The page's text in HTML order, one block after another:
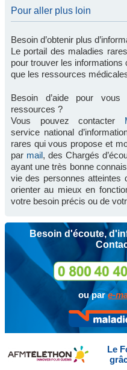
Pour aller plus loin
Besoin d’obtenir plus
Le portail des maladies
pour trouver les
que les ressources
Besoin d’aide pour
ressources ?
Vous pouvez contacter
service national
rares qui vous propose et
par mail, des Chargés
ayant une très bonne
vie des personnes atteintes
orienter au mieux en
votre besoin précis ou de
Besoin d'écoute,
ou pare-
Le